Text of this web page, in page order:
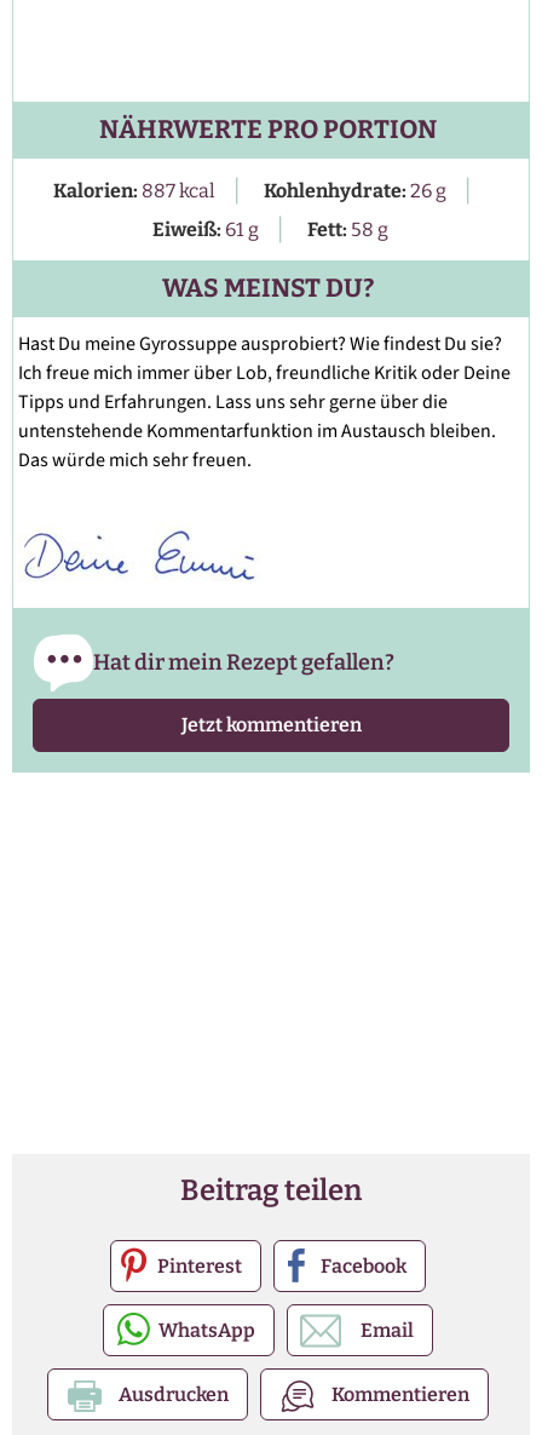
NÄHRWERTE PRO PORTION
Kalorien: 887kcal | Kohlenhydrate: 26g |
Eiweiß: 61g | Fett: 58 g
WAS MEINST DU?
Hast Du meine Gyrossuppe ausprobiert? Wie findest Du sie?
Ich freue mich immer über Lob, freundliche Kritik oder Deine
Tipps und Erfahrungen. Lass uns sehr gerne über die
untenstehende Kommentarfunktion im Austausch bleiben.
Das würde mich sehr freuen.
Hat dir mein Rezept gefallen?
Jetzt kommentieren
Beitrag teilen
Pinterest Facebook
WhatsApp Email
Ausdrucken Kommentieren